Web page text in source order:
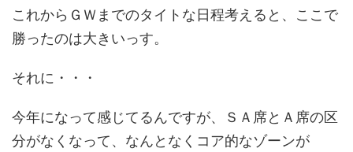
これからＧＷまでのタイトな日程考えると、ここで
勝ったのは大きいっす。
それに・・・
今年になって感じてるんですが、ＳＡ席とＡ席の区
分がなくなって、なんとなくコア的なゾーンが